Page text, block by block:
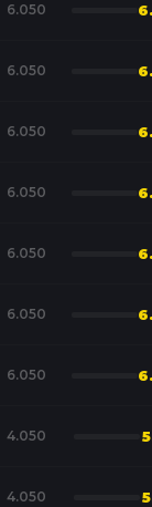
6.050
6.050
6.050
6.050
6.050
6.050
6.050
4.050
4.050